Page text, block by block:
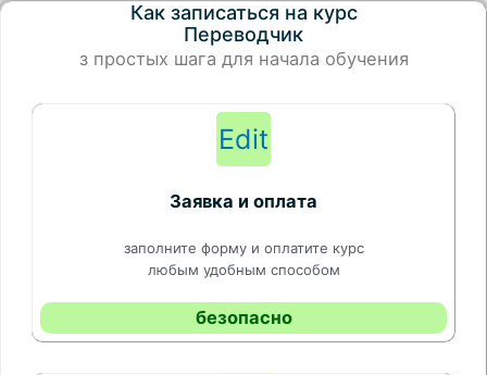
Как записаться на курс
Переводчик
з простых шага для начала обучения
Edit
Заявка и оплата
заполните форму и оплатите курс
любым удобным способом
безопасно